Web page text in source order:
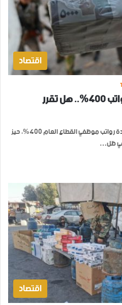
اقتصاد
مع اقتراب تطبيق زيادة الرواتب 400%.. هل تقرر
يدخل قرار حكومة تصريف الأعمال بزيادة رواتب موظفي القطاع العام 400%، حيز
في ظل…
اقتصاد